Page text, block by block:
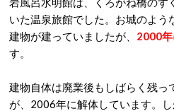
いた温泉旅館でした。お城のよ
建物が建っていましたが、 2000
す。
建物自体は廃業後もしばらく残っ
が、2006年に解体しています。